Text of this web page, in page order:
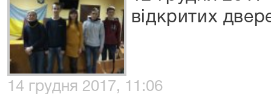
відкритих
14 грудня 2017, 11:06